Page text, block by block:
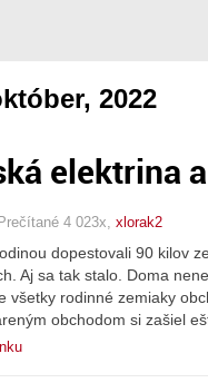
2022
elektrina
4 023x, xlorak2
dopestovali 90 kilov
Aj sa tak stalo. Doma
všetky rodinné zemiaky
obchodom si zašiel